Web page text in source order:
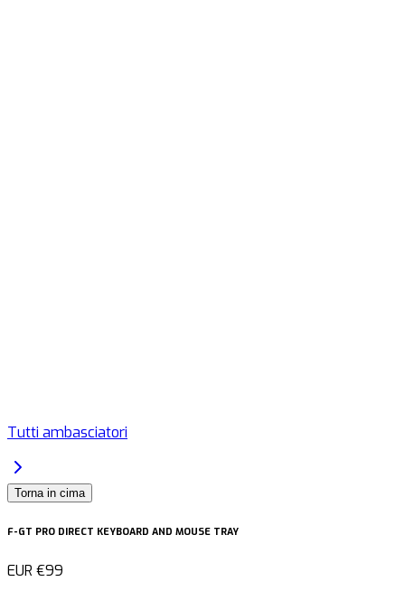
Tutti ambasciatori
Torna in cima
F-GT PRO DIRECT KEYBOARD AND MOUSE TRAY
EUR €99